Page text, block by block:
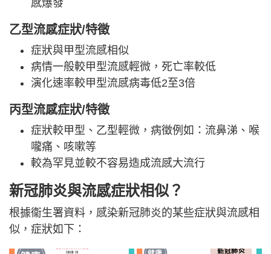
感爆發
乙型流感症狀/特徵
症狀與甲型流感相似
病情一般較甲型流感輕微，死亡率較低
演化速率較甲型流感病毒低2至3倍
丙型流感症狀/特徵
症狀較甲型、乙型輕微，病徵例如：流鼻涕、喉
嚨痛、咳嗽等
較為罕見並較不容易造成流感大流行
新冠肺炎與流感症狀相似？
根據衞生署資料，感染新冠肺炎的某些症狀與流感相
似，症狀如下：